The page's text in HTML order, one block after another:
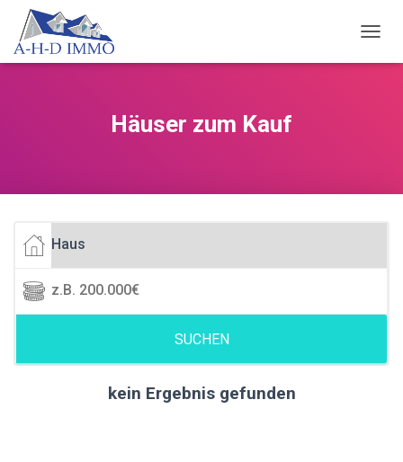
Häuser zum Kauf
SUCHEN
kein Ergebnis gefunden